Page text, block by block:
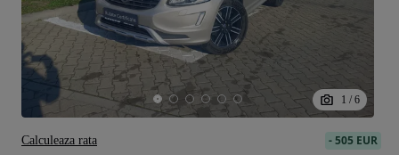
1 / 6
-505 EUR
Calculeaza rata